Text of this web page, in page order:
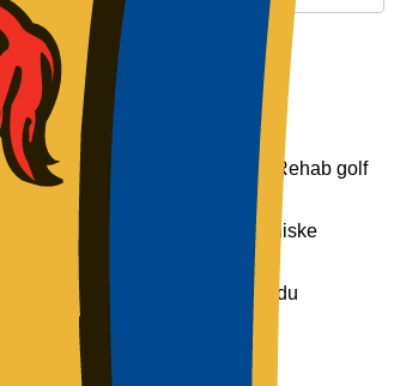
maj 2021 et initiativ vi kalder ”Rehab golf
gavnlig effekt på mange kroniske
at give en frivillig hånd med, er du